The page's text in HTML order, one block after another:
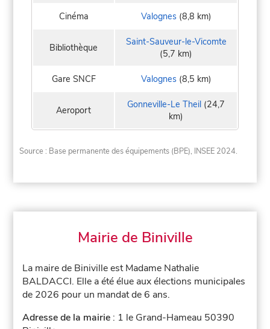
Cinéma Valognes(8,8 km)
Bibliothèque
Saint-Sauveur-le-Vicomte
(5,7 km)
Gare SNCF Valognes(8,5 km)
Aeroport Gonneville-Le Theil (24,7
km)
Source : Base permanente des équipements (BPE), INSEE 2024.
Mairie de Biniville
La maire de Biniville est Madame Nathalie
BALDACCI. Elle a été élue aux élections municipales
de 2026 pour un mandat de 6 ans.
Adresse de la mairie : 1 le Grand-Hameau 50390